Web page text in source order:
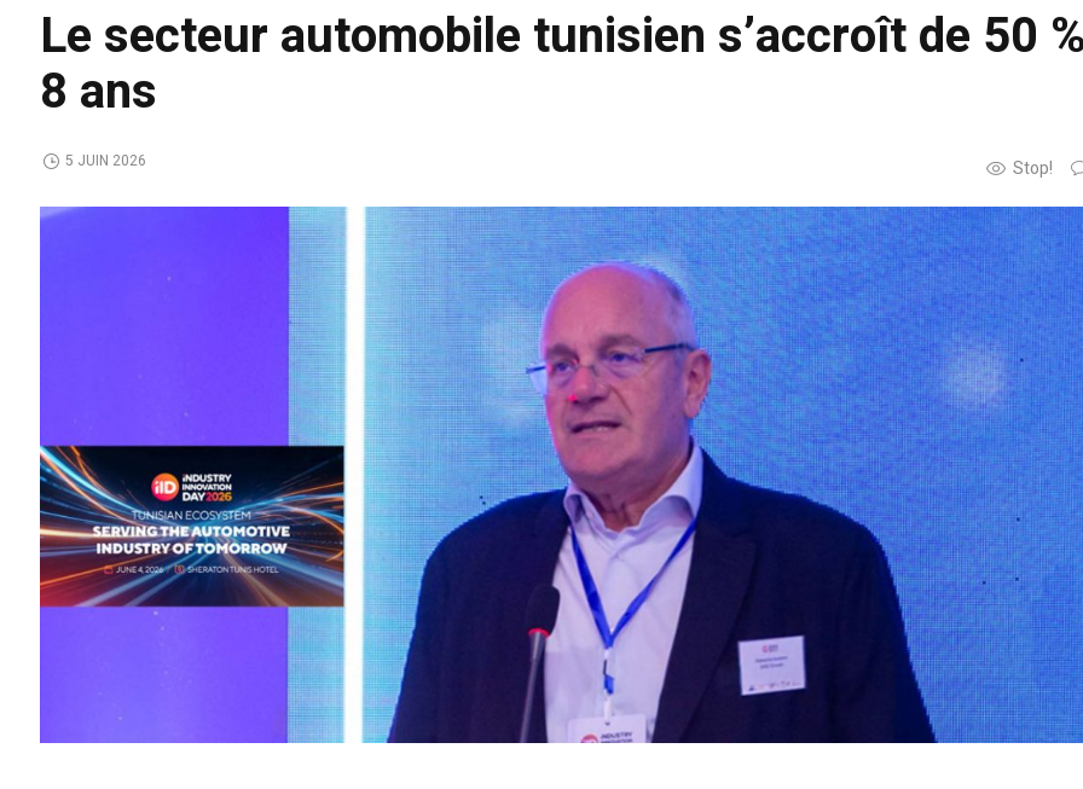
Le secteur automobile tunisien s’accroît de 50
8 ans
Stop!
5 JUIN 2026